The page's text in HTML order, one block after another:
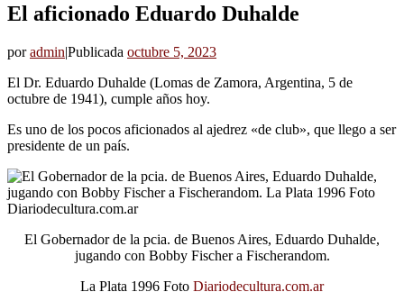
El aficionado Eduardo Duhalde
poradmin|Publicada octubre 5, 2023
El Dr. Eduardo Duhalde (Lomas de Zamora, Argentina, 5 de
octubre de 1941), cumple años hoy.
Es uno de los pocos aficionados al ajedrez «de club», que llego a ser
presidente de un país.
El Gobernador de la pcia. de Buenos Aires, Eduardo Duhalde,
jugando con Bobby Fischer a Fischerandom.
La Plata 1996 Foto Diariodecultura.com.ar